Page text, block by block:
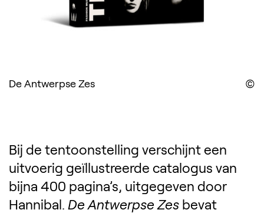
De Antwerpse Zes
Bij de tentoonstelling verschijnt een
uitvoerig geïllustreerde catalogus van
bijna 400 pagina’s, uitgegeven door
Hannibal. De Antwerpse Zes bevat